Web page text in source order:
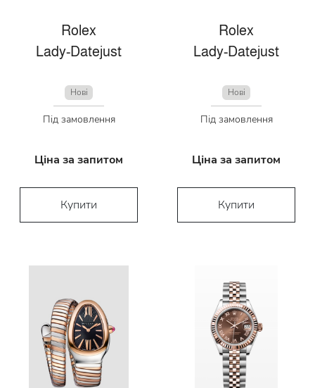
Rolex
Lady-Datejust
Нові
Під замовлення
Ціна за запитом
Купити
Rolex
Lady-Datejust
Нові
Під замовлення
Ціна за запитом
Купити